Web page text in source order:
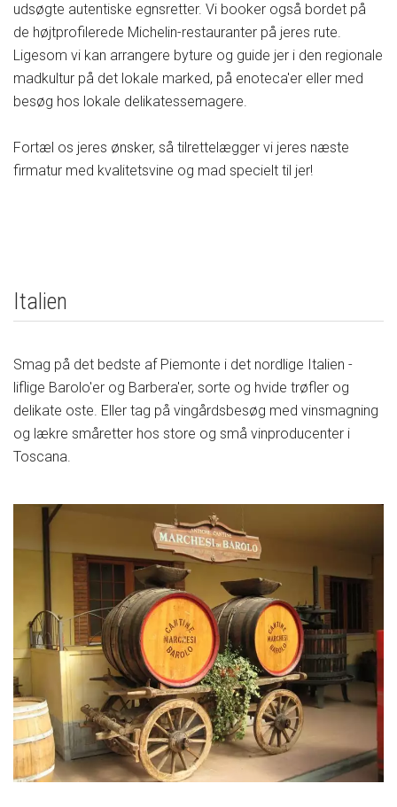
udsøgte autentiske egnsretter. Vi booker også bordet på
de højtprofilerede Michelin-restauranter på jeres rute.
Ligesom vi kan arrangere byture og guide jer i den regionale
madkultur på det lokale marked, på enoteca'er eller med
besøg hos lokale delikatessemagere.
Fortæl os jeres ønsker, så tilrettelægger vi jeres næste
firmatur med kvalitetsvine og mad specielt til jer!
Italien
Smag på det bedste af Piemonte i det nordlige Italien -
liflige Barolo'er og Barbera'er, sorte og hvide trøfler og
delikate oste. Eller tag på vingårdsbesøg med vinsmagning
og lækre småretter hos store og små vinproducenter i
Toscana.